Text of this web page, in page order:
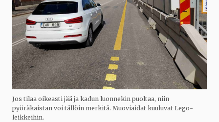
Jos tilaa oikeasti jää ja kadun luonnekin puoltaa, niin
pyöräkaistan voi tällöin merkitä. Muoviaidat kuuluvat Lego-
leikkeihin.